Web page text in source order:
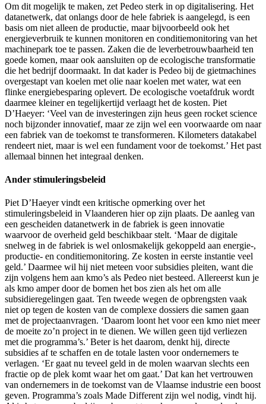
Om dit mogelijk te maken, zet Pedeo sterk in op digitalisering. Het
datanetwerk, dat onlangs door de hele fabriek is aangelegd, is een
basis om niet alleen de productie, maar bijvoorbeeld ook het
energieverbruik te kunnen monitoren en conditiemonitoring van het
machinepark toe te passen. Zaken die de leverbetrouwbaarheid ten
goede komen, maar ook aansluiten op de ecologische transformatie
die het bedrijf doormaakt. In dat kader is Pedeo bij de gietmachines
overgestapt van koelen met olie naar koelen met water, wat een
flinke energiebesparing oplevert. De ecologische voetafdruk wordt
daarmee kleiner en tegelijkertijd verlaagt het de kosten. Piet
D’Haeyer: ‘Veel van de investeringen zijn heus geen rocket science
noch bijzonder innovatief, maar ze zijn wel een voorwaarde om naar
een fabriek van de toekomst te transformeren. Kilometers datakabel
rendeert niet, maar is wel een fundament voor de toekomst.’ Het past
allemaal binnen het integraal denken.
Ander stimuleringsbeleid
Piet D’Haeyer vindt een kritische opmerking over het
stimuleringsbeleid in Vlaanderen hier op zijn plaats. De aanleg van
een gescheiden datanetwerk in de fabriek is geen innovatie
waarvoor de overheid geld beschikbaar stelt. ‘Maar de digitale
snelweg in de fabriek is wel onlosmakelijk gekoppeld aan energie-,
productie- en conditiemonitoring. Ze kosten in eerste instantie veel
geld.’ Daarmee wil hij niet meteen voor subsidies pleiten, want die
zijn volgens hem aan kmo’s als Pedeo niet besteed. Allereerst kun je
als kmo amper door de bomen het bos zien als het om alle
subsidieregelingen gaat. Ten tweede wegen de opbrengsten vaak
niet op tegen de kosten van de complexe dossiers die samen gaan
met de projectaanvragen. ‘Daarom loont het voor een kmo niet meer
de moeite zo’n project in te dienen. We willen geen tijd verliezen
met die programma’s.’ Beter is het daarom, denkt hij, directe
subsidies af te schaffen en de totale lasten voor ondernemers te
verlagen. ‘Er gaat nu teveel geld in de molen waarvan slechts een
fractie op de plek komt waar het om gaat.’ Dat kan het vertrouwen
van ondernemers in de toekomst van de Vlaamse industrie een boost
geven. Programma’s zoals Made Different zijn wel nodig, vindt hij.